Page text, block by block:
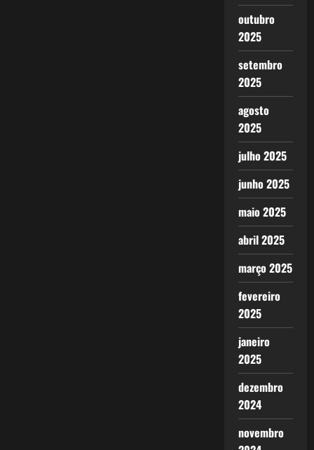
outubro
2025
setembro
2025
agosto
2025
julho 2025
junho 2025
maio 2025
abril 2025
março 2025
fevereiro
2025
janeiro
2025
dezembro
2024
novembro